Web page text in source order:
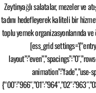
Zeytinyağlı salatalar, mezeler ve
tadını hedefleyerek kaliteli bir
toplu yemek organizasyonlarında
[ess_grid
animation”:”fade”,”use-